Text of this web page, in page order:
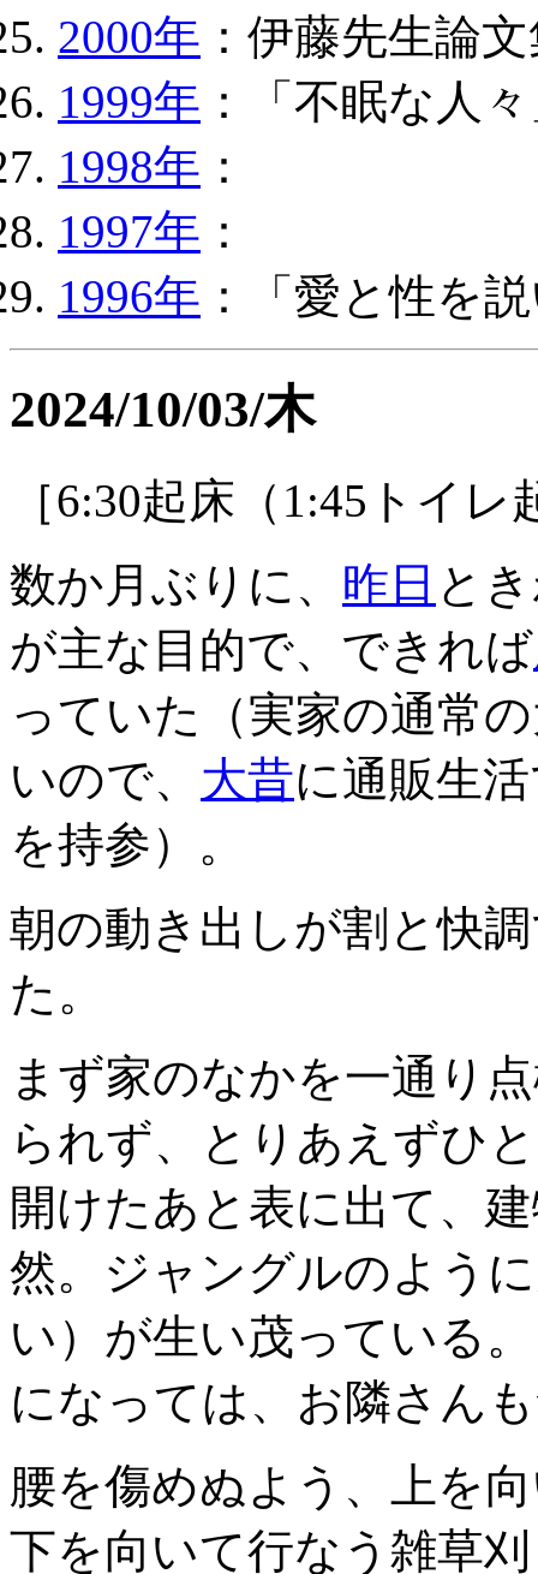
2000年 ：伊藤先生論
1999年 ：「不眠な人
1998年 ：
1997年 ：
1996年 ：「愛と性を
2024/10/03/木
［6:30起床（1:45トイ
数か月ぶりに、 昨日 と
が主な目的で、できれば
っていた（実家の通常
いので、 大昔に通販生
を持参）。
朝の動き出しが割と快
た。
まず家のなかを一通り
られず、とりあえずひ
開けたあと表に出て、
然。ジャングルのよう
い）が生い茂っている
になっては、お隣さん
腰を傷めぬよう、上を
下を向いて行なう雑草